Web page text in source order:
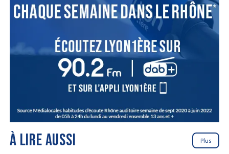
À LIRE AUSSI Plus